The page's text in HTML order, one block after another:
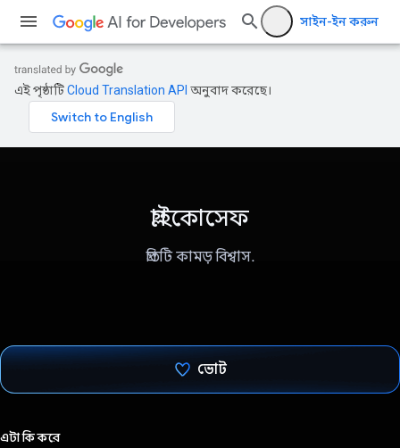
সাইন-ইন করুন
এই পৃষ্ঠাটিCloud Translation API অনুবাদ করেছে।
গ্লাইকোসেফ
প্রতিটি কামড় বিশ্বাস.
ভোট
এটা কি করে